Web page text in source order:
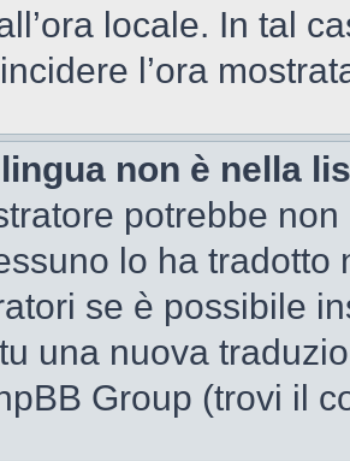
locale. In tal
l’ora
non è nella
potrebbe
lo ha
se è possibile
una nuova
Group (trovi il